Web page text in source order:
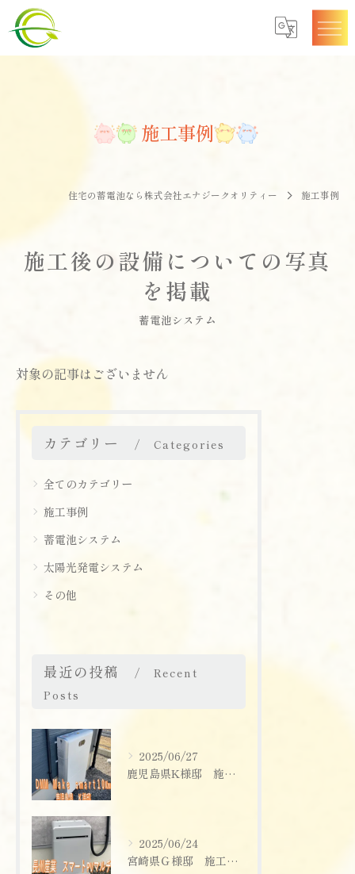
施工事例
住宅の蓄電池なら株式会社エナジークオリティー 施工事例
施工後の設備についての写真
を掲載
蓄電池システム
対象の記事はございません
カテゴリー Categories
全てのカテゴリー
施工事例
蓄電池システム
太陽光発電システム
その他
最近の投稿
Recent
Posts
2025/06/27
鹿児島県K様邸 施工実績
2025/06/24
宮崎県Ｇ様邸 施工実績